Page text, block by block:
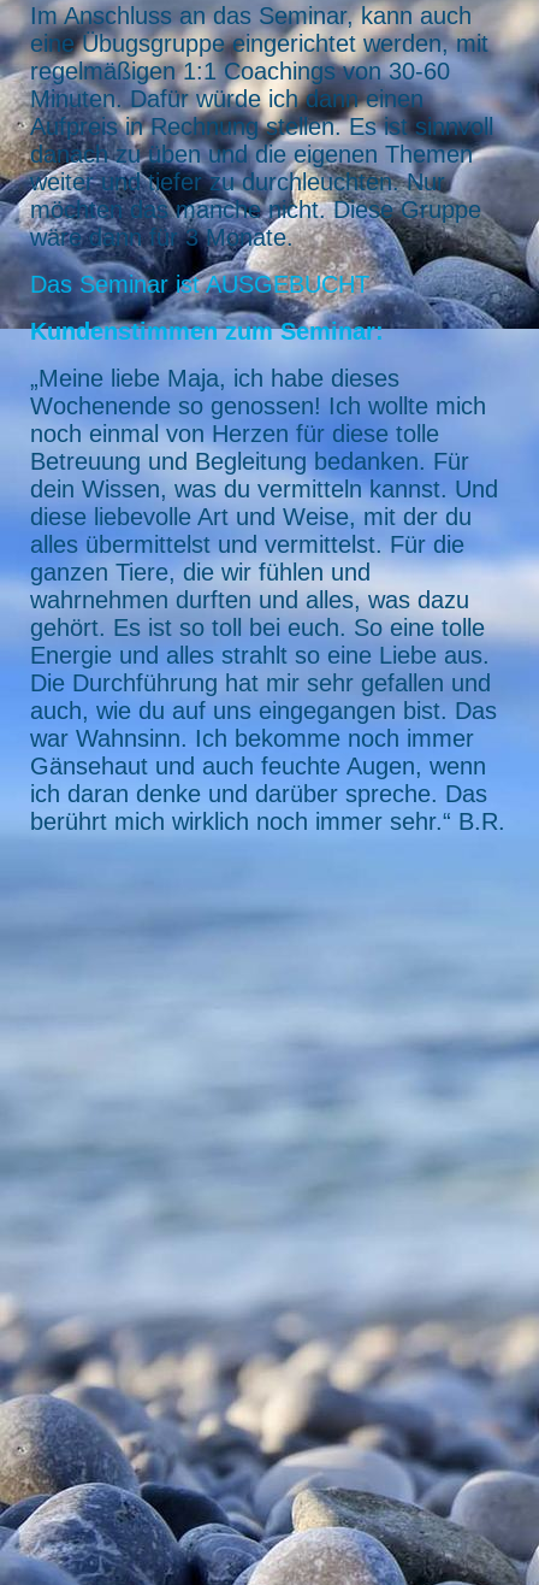
Im Anschluss an das Seminar, kann auch
eine Übugsgruppe eingerichtet werden, mit
regelmäßigen 1:1 Coachings von 30-60
Minuten. Dafür würde ich dann einen
Aufpreis in Rechnung stellen. Es ist sinnvoll
danach zu üben und die eigenen Themen
weiter und tiefer zu durchleuchten. Nur
möchten das manche nicht. Diese Gruppe
wäre dann für 3 Monate.
Das Seminar ist AUSGEBUCHT
Kundenstimmen zum Seminar:
„Meine liebe Maja, ich habe dieses
Wochenende so genossen! Ich wollte mich
noch einmal von Herzen für diese tolle
Betreuung und Begleitung bedanken. Für
dein Wissen, was du vermitteln kannst. Und
diese liebevolle Art und Weise, mit der du
alles übermittelst und vermittelst. Für die
ganzen Tiere, die wir fühlen und
wahrnehmen durften und alles, was dazu
gehört. Es ist so toll bei euch. So eine tolle
Energie und alles strahlt so eine Liebe aus.
Die Durchführung hat mir sehr gefallen und
auch, wie du auf uns eingegangen bist. Das
war Wahnsinn. Ich bekomme noch immer
Gänsehaut und auch feuchte Augen, wenn
ich daran denke und darüber spreche. Das
berührt mich wirklich noch immer sehr.“ B.R.